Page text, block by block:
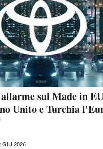
sul Made in
Unito e Turchia
GIU 2026